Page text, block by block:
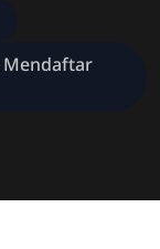
Mendaftar